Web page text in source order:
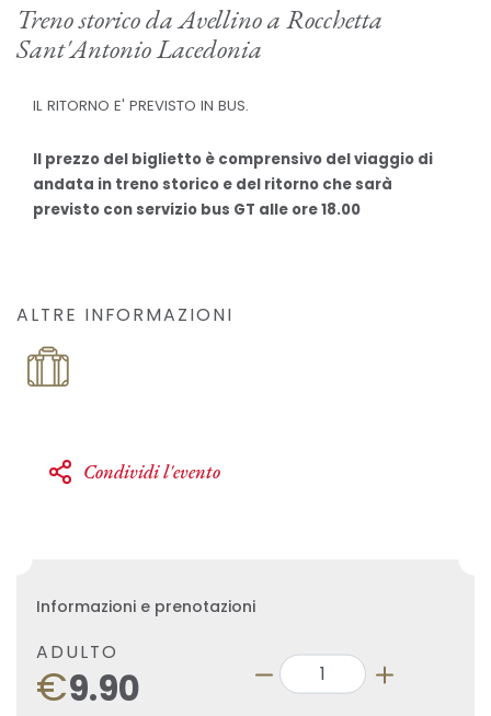
Treno storico da Avellino a Rocchetta
Sant'Antonio Lacedonia
IL RITORNO E' PREVISTO IN BUS.
Il prezzo del biglietto è comprensivo del viaggio di
andata in treno storico e del ritorno che sarà
previsto con servizio bus GT alle ore 18.00
ALTRE INFORMAZIONI
Condividi l'evento
Informazioni e prenotazioni
ADULTO
€9.90